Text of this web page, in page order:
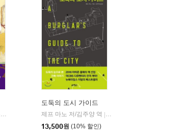
사이토 린 글/보탄 야스요시 그림
양철북
도둑의 도시 가이드
제프 마노 저/김주양 역
열림원
13,500원 (10% 할인)